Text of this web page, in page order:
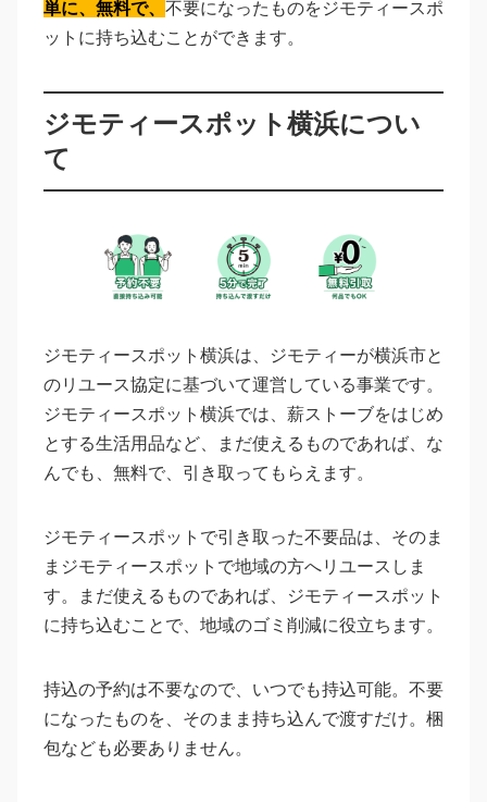
単に、無料で、 不要になったものをジモティースポ
ットに持ち込むことができます。
ジモティースポット横浜につい
て
ジモティースポット横浜は、ジモティーが横浜市と
のリユース協定に基づいて運営している事業です。
ジモティースポット横浜では、薪ストーブをはじめ
とする生活用品など、まだ使えるものであれば、な
んでも、無料で、引き取ってもらえます。
ジモティースポットで引き取った不要品は、そのま
まジモティースポットで地域の方へリユースしま
す。まだ使えるものであれば、ジモティースポット
に持ち込むことで、地域のゴミ削減に役立ちます。
持込の予約は不要なので、いつでも持込可能。不要
になったものを、そのまま持ち込んで渡すだけ。梱
包なども必要ありません。